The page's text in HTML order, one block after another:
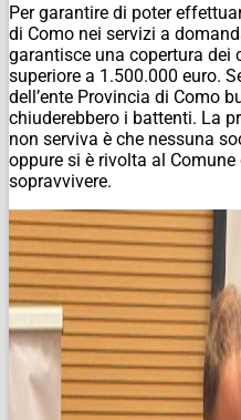
Per garantire di poter
di Como nei servizi a
garantisce una copertura dei
superiore a 1.500.000 euro.
dell’ente Provincia di Como
chiuderebbero i battenti. La
non serviva è che nessuna
oppure si è rivolta al
sopravvivere.